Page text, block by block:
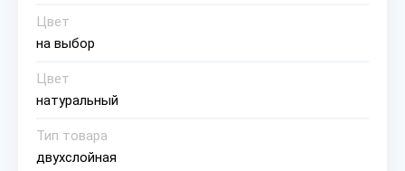
Цвет
на выбор
Цвет
натуральный
Тип товара
двухслойная